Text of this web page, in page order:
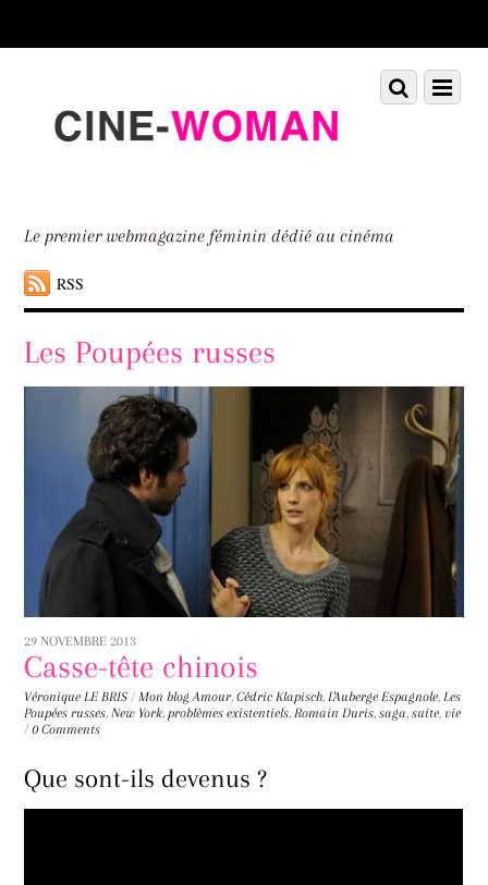
down
Le premier webmagazine féminin dédié au cinéma
RSS
Menu
Scroll
down
Les Poupées russes
29 NOVEMBRE 2013
Casse-tête chinois
Véronique LE BRIS / Mon blog Amour,Cédric Klapisch, L'Auberge Espagnole, Les
Poupées russes, New York, problèmes existentiels, Romain Duris,saga,suite,vie
/ 0 Comments
Que sont-ils devenus ?